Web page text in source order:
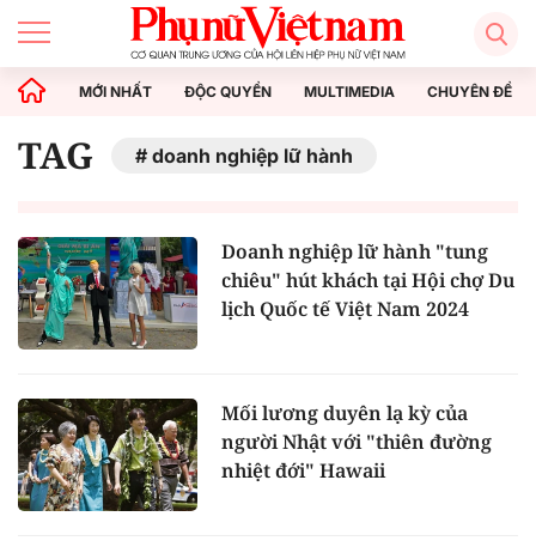
MỚI NHẤT ĐỘC QUYỀN MULTIMEDIA CHUYÊN ĐỀ
TAG doanh nghiệp lữ hành
Doanh nghiệp lữ hành "tung
chiêu" hút khách tại Hội chợ Du
lịch Quốc tế Việt Nam 2024
Mối lương duyên lạ kỳ của
người Nhật với "thiên đường
nhiệt đới" Hawaii